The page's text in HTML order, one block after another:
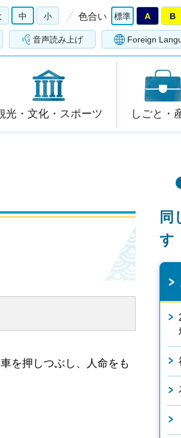
中 小 色合い 標準 A B
音声読み上げ Foreign
光・文化・スポーツ しごと・
を押しつぶし、人命をも
同
す